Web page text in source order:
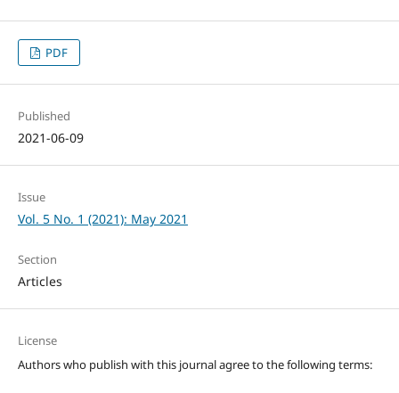
PDF
Published
2021-06-09
Issue
Vol. 5 No. 1 (2021): May 2021
Section
Articles
License
Authors who publish with this journal agree to the following terms: